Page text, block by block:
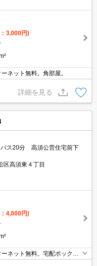
3,000円)
ネット無料。角部屋。
詳細を見る
バス20分 高須公営住宅前下
区高須東４丁目
4,000円)
ネット無料。宅配ボックス
は対面式。角部屋。追焚給